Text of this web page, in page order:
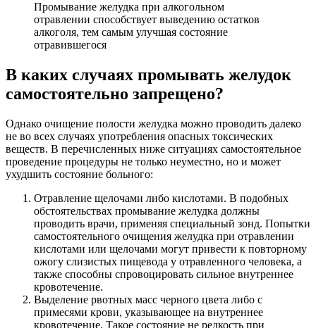
Промывание желудка при алкогольном
отравлении способствует выведению остатков
алкоголя, тем самым улучшая состояние
отравившегося
В каких случаях промывать желудок
самостоятельно запрещено?
Однако очищение полости желудка можно проводить далеко
не во всех случаях употребления опасных токсических
веществ. В перечисленных ниже ситуациях самостоятельное
проведение процедуры не только неуместно, но и может
ухудшить состояние больного:
Отравление щелочами либо кислотами. В подобных
обстоятельствах промывание желудка должны
проводить врачи, применяя специальный зонд. Попытки
самостоятельного очищения желудка при отравлении
кислотами или щелочами могут привести к повторному
ожогу слизистых пищевода у отравленного человека, а
также способны спровоцировать сильное внутреннее
кровотечение.
Выделение рвотных масс черного цвета либо с
примесями крови, указывающее на внутреннее
кровотечение. Такое состояние не редкость при